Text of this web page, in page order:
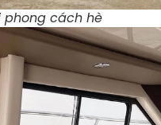
phong cách hè